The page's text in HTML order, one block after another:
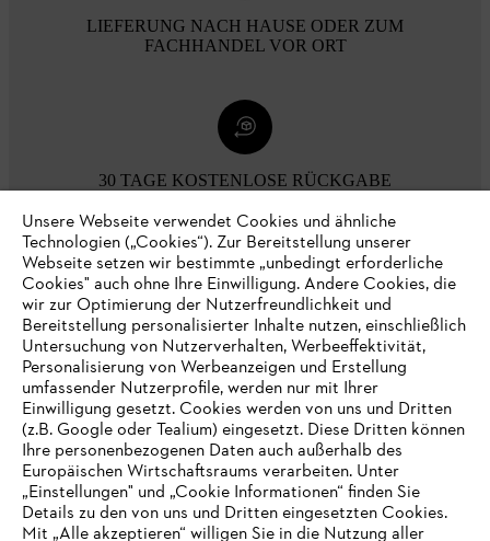
LIEFERUNG NACH HAUSE ODER ZUM
FACHHANDEL VOR ORT
30 TAGE KOSTENLOSE RÜCKGABE
Zahlungsmöglichkeiten
Unternehmen
Unsere Webseite verwendet Cookies und ähnliche
Technologien („Cookies“). Zur Bereitstellung unserer
Webseite setzen wir bestimmte „unbedingt erforderliche
Cookies" auch ohne Ihre Einwilligung. Andere Cookies, die
wir zur Optimierung der Nutzerfreundlichkeit und
Bereitstellung personalisierter Inhalte nutzen, einschließlich
Untersuchung von Nutzerverhalten, Werbeeffektivität,
Personalisierung von Werbeanzeigen und Erstellung
umfassender Nutzerprofile, werden nur mit Ihrer
Einwilligung gesetzt. Cookies werden von uns und Dritten
(z.B. Google oder Tealium) eingesetzt. Diese Dritten können
Ihre personenbezogenen Daten auch außerhalb des
Europäischen Wirtschaftsraums verarbeiten. Unter
„Einstellungen" und „Cookie Informationen“ finden Sie
Details zu den von uns und Dritten eingesetzten Cookies.
Mit „Alle akzeptieren“ willigen Sie in die Nutzung aller